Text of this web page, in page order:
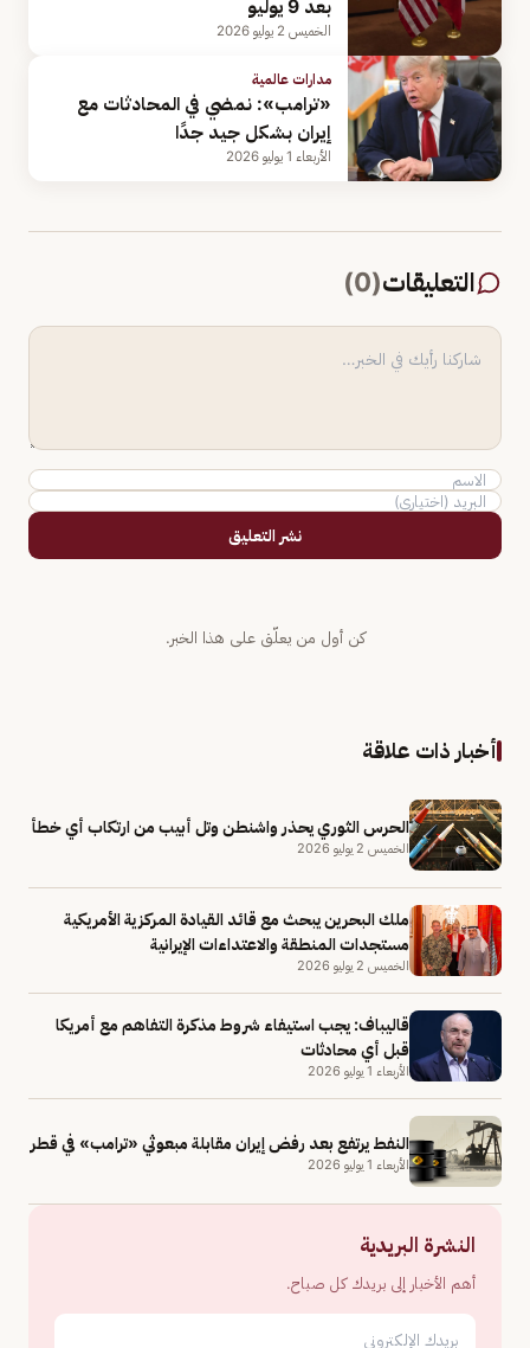
بعد 9 يوليو
الخميس 2 يوليو 2026
مدارات عالمية
«ترامب»: نمضي في المحادثات مع
إيران بشكل جيد جدًا
الأربعاء 1 يوليو 2026
التعليقات(
0
)
نشر التعليق
كن أول من يعلّق على هذا الخبر.
أخبار ذات علاقة
الحرس الثوري يحذر واشنطن وتل أبيب من ارتكاب أي خطأ
الخميس 2 يوليو 2026
ملك البحرين يبحث مع قائد القيادة المركزية الأمريكية
مستجدات المنطقة والاعتداءات الإيرانية
الخميس 2 يوليو 2026
قاليباف: يجب استيفاء شروط مذكرة التفاهم مع أمريكا
قبل أي محادثات
الأربعاء 1 يوليو 2026
النفط يرتفع بعد رفض إيران مقابلة مبعوثي «ترامب» في قطر
الأربعاء 1 يوليو 2026
النشرة البريدية
أهم الأخبار إلى بريدك كل صباح.